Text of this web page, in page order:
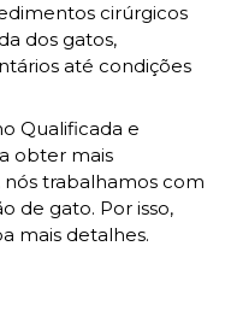
cirúrgicos
dos gatos,
até condições
Qualificada e
obter mais
nós trabalhamos com
de gato. Por isso,
mais detalhes.